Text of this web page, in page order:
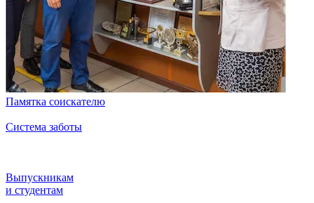
Памятка соискателю
Система заботы
Выпускникам
и студентам